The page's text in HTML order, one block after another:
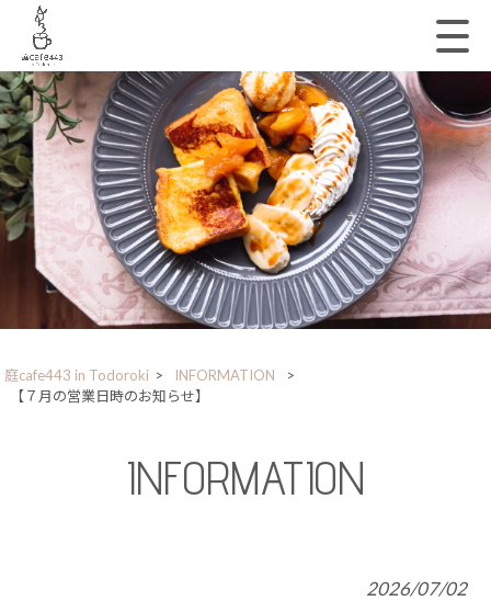
庭cafe443 in Todoroki > INFORMATION
>
【７月の営業日時のお知らせ】
INFORMATION
2026/07/02